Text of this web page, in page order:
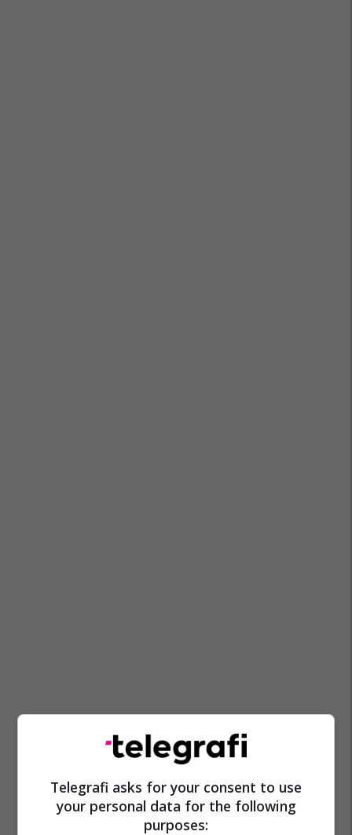
Muhamet Krasniqi
Grupi I Kumanovës
Telegrafi asks for your consent to use
your personal data for the following
purposes: